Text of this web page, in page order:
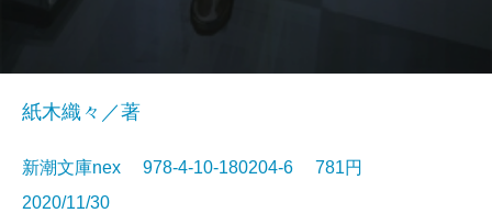
紙木織々／著
新潮文庫nex 978-4-10-180204-6 781円
2020/11/30